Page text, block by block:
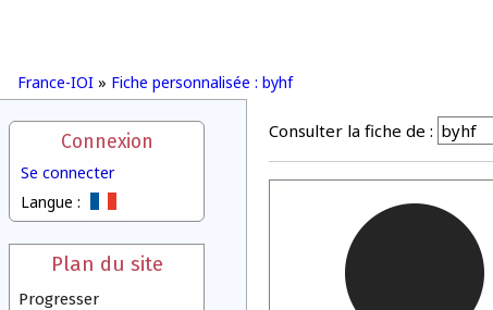
France-IOI » Fiche personnalisée : byhf
Connexion
Se connecter
Langue :
Plan du site
Progresser
Consulter la fiche de :